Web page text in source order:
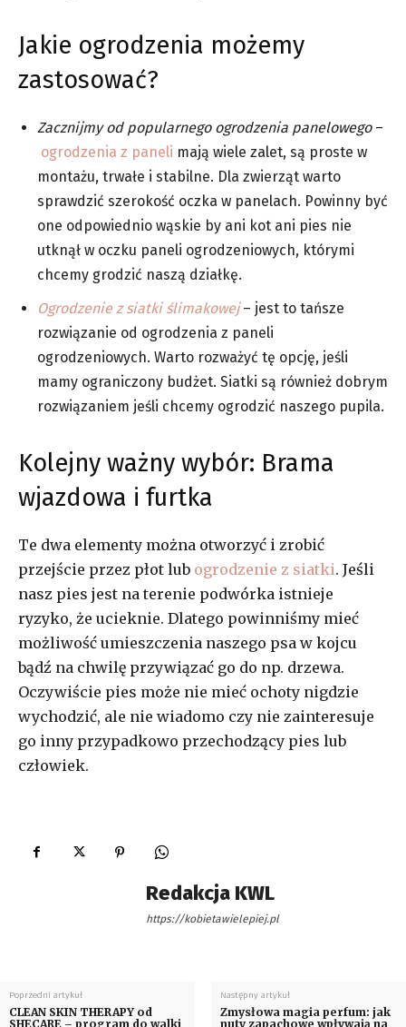
Jakie ogrodzenia możemy
zastosować?
Zacznijmy od popularnego ogrodzenia panelowego–
ogrodzenia z paneli mają wiele zalet, są proste w
montażu, trwałe i stabilne. Dla zwierząt warto
sprawdzić szerokość oczka w panelach. Powinny być
one odpowiednio wąskie by ani kot ani pies nie
utknął w oczku paneli ogrodzeniowych, którymi
chcemy grodzić naszą działkę.
Ogrodzenie z siatki ślimakowej– jest to tańsze
rozwiązanie od ogrodzenia z paneli
ogrodzeniowych. Warto rozważyć tę opcję, jeśli
mamy ograniczony budżet. Siatki są również dobrym
rozwiązaniem jeśli chcemy ogrodzić naszego pupila.
Kolejny ważny wybór: Brama
wjazdowa i furtka
Te dwa elementy można otworzyć i zrobić
przejście przez płot lub ogrodzenie z siatki. Jeśli
nasz pies jest na terenie podwórka istnieje
ryzyko, że ucieknie. Dlatego powinniśmy mieć
możliwość umieszczenia naszego psa w kojcu
bądź na chwilę przywiązać go do np. drzewa.
Oczywiście pies może nie mieć ochoty nigdzie
wychodzić, ale nie wiadomo czy nie zainteresuje
go inny przypadkowo przechodzący pies lub
człowiek.
Redakcja KWL
https://kobietawielepiej.pl
Poprzedni artykuł
CLEAN SKIN THERAPY od
SHECARE – program do walki
Następny artykuł
Zmysłowa magia perfum: jak
nuty zapachowe wpływają na